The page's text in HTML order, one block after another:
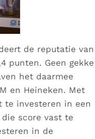
de reputatie van
punten. Geen gekke
het daarmee
en Heineken. Met
te investeren in een
score vast te
in de